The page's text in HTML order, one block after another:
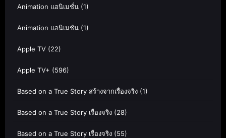
Animation แอนิเมชั่น (1)
Animation แอนิเมชัน (1)
Apple TV (22)
Apple TV+ (596)
Based on a True Story สร้างจากเรื่องจริง (1)
Based on a True Story เรื่องจริง (28)
Based on a True Story เรื่องจริง (55)